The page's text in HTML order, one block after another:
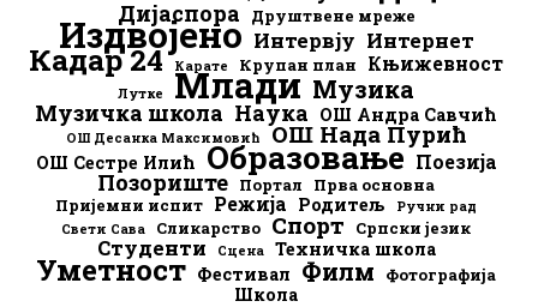
Дијаспора Друштвене мреже
Издвојено Интервју Интернет
Кадар 24 Карате Крупан план Књижевност
Лутке Млади Музика
Музичка школа Наука ОШ Андра Савчић
ОШ Десанка Максимовић ОШ Нада Пурић
ОШ Сестре Илић Образовање Поезија
Позориште Портал
Прва основна
Пријемни испит Режија Родитељ
Ручни рад
Свети Сава
Сликарство Спорт Српски језик
Студенти Сцена Техничка школа
Уметност Фестивал Филм Фотографија
Школа